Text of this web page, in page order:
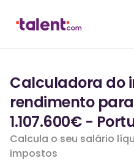
Calculadora do
rendimento
1.107.600€ -
Calcula o seu salário
impostos